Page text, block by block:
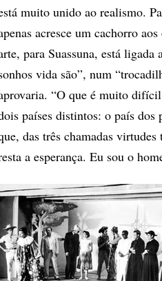
muito unido ao realismo.
acresce um cachorro
para Suassuna, está
vida são”, num
“O que é muito
países distintos: o país dos
das três chamadas
a esperança. Eu sou o